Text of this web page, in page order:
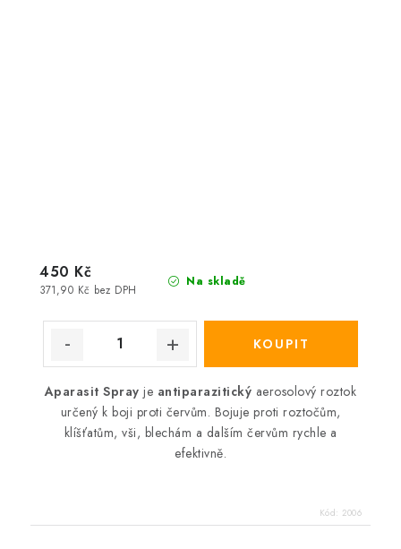
Na skladě
371,90 Kč bez DPH
450 Kč
Aparasit Spray je antiparazitický aerosolový roztok
určený k boji proti červům. Bojuje proti roztočům,
klíšťatům, vši, blechám a dalším červům rychle a
efektivně.
Kód: 2006